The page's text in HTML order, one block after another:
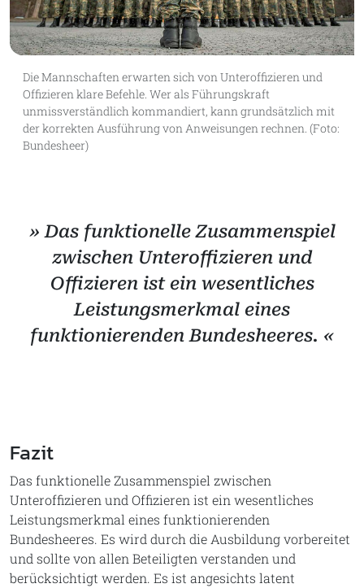
Die Mannschaften erwarten sich von Unteroffizieren und
Offizieren klare Befehle. Wer als Führungskraft
unmissverständlich kommandiert, kann grundsätzlich mit
der korrekten Ausführung von Anweisungen rechnen. (Foto:
Bundesheer)
» Das funktionelle Zusammenspiel
zwischen Unteroffizieren und
Offizieren ist ein wesentliches
Leistungsmerkmal eines
funktionierenden Bundesheeres. «
Fazit
Das funktionelle Zusammenspiel zwischen
Unteroffizieren und Offizieren ist ein wesentliches
Leistungsmerkmal eines funktionierenden
Bundesheeres. Es wird durch die Ausbildung vorbereitet
und sollte von allen Beteiligten verstanden und
berücksichtigt werden. Es ist angesichts latent